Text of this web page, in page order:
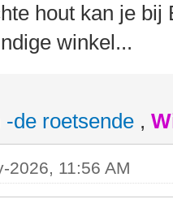
hout kan je bij
winkel...
-de roetsende ,
2026, 11:56 AM